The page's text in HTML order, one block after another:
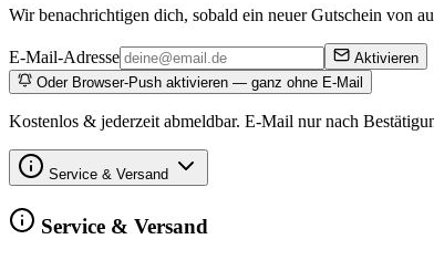
Wir benachrichtigen dich, sobald ein neuer Gutschein von
E-Mail-Adresse
Aktivieren
Oder Browser-Push aktivieren — ganz ohne E-Mail
Kostenlos & jederzeit abmeldbar. E-Mail nur nach
Service & Versand
Service & Versand